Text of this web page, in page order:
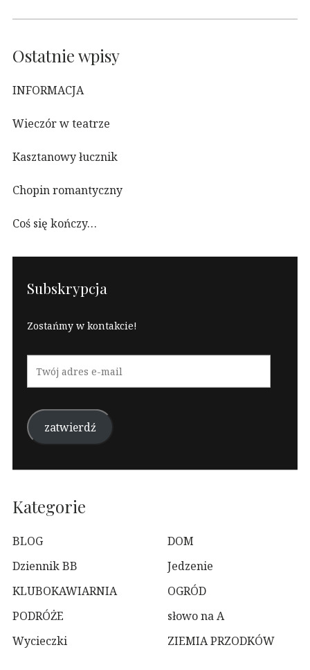
Ostatnie wpisy
INFORMACJA
Wieczór w teatrze
Kasztanowy łucznik
Chopin romantyczny
Coś się kończy…
Subskrypcja
Zostańmy w kontakcie!
adres
e-
zatwierdź
Kategorie
BLOG
DOM
Dziennik BB
Jedzenie
KLUBOKAWIARNIA
OGRÓD
PODRÓŻE
słowo na A
Wycieczki
ZIEMIA PRZODKÓW